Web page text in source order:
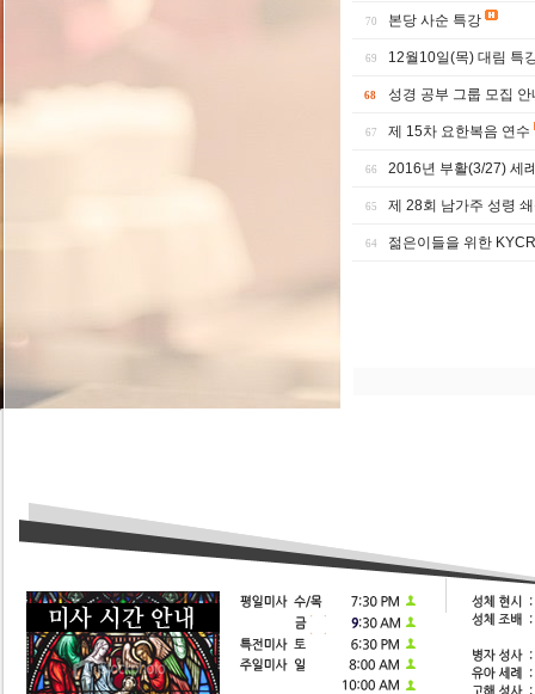
70 본당 사순 특강
69 12월10일(목) 대림 특
68 성경 공부 그룹 모집 안
67 제 15차 요한복음 연수
66 2016년 부활(3/27) 세
65 제 28회 남가주 성령
64 젊은이들을 위한